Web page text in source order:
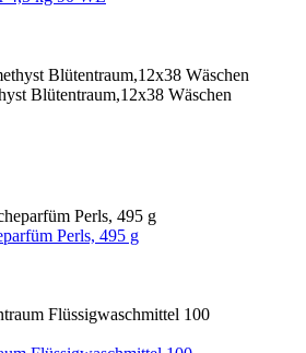
Blütentraum,12x38 Wäschen
Perls, 495 g